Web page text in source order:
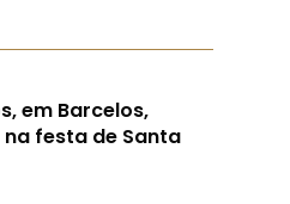
em Barcelos,
festa de Santa